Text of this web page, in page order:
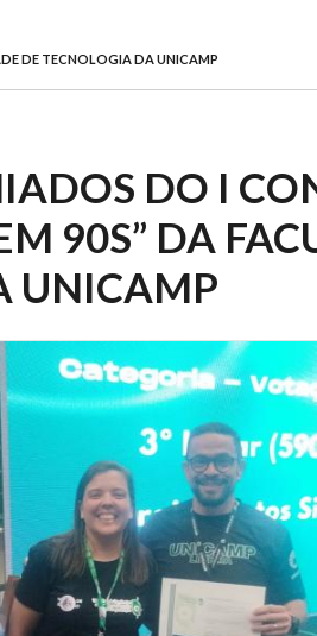
DE TECNOLOGIA DA UNICAMP
DO I
90S” DA
UNICAMP